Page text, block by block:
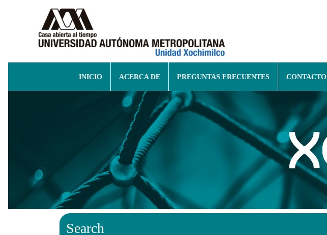
INICIO ACERCA DE PREGUNTAS FRECUENTES CONTACTO
Search